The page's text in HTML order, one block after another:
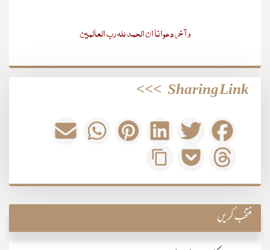
وآخر دعوانا ان الحمد للہ رب العالمین
Sharing Link
>>>
منتخب کریں